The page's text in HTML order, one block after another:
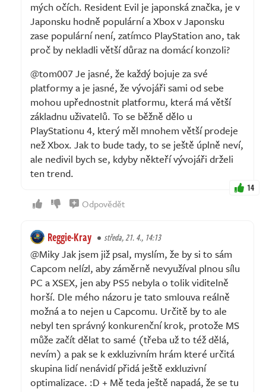
mých očích. Resident Evil je japonská značka, je v
Japonsku hodně populární a Xbox v Japonsku
zase populární není, zatímco PlayStation ano, tak
proč by nekladli větší důraz na domácí konzoli?
@tom007 Je jasné, že každý bojuje za své
platformy a je jasné, že vývojáři sami od sebe
mohou upřednostnit platformu, která má větší
základnu uživatelů. To se běžně dělo u
PlayStationu 4, který měl mnohem větší prodeje
než Xbox. Jak to bude tady, to se ještě úplně neví,
ale nedivil bych se, kdyby někteří vývojáři drželi
ten trend.
14
Odpovědět
Reggie-Kray středa, 21. 4., 14:13
@Miky Jak jsem již psal, myslím, že by si to sám
Capcom nelízl, aby záměrně nevyužíval plnou sílu
PC a XSEX, jen aby PS5 nebyla o tolik viditelně
horší. Dle mého názoru je tato smlouva reálně
možná a to nejen u Capcomu. Určitě by to ale
nebyl ten správný konkurenční krok, protože MS
může začít dělat to samé (třeba už to též dělá,
nevím) a pak se k exkluzivním hrám které určitá
skupina lidí nenávidí přidá ještě exkluzivní
optimalizace. :D + Mě teda ještě napadá, že se tu